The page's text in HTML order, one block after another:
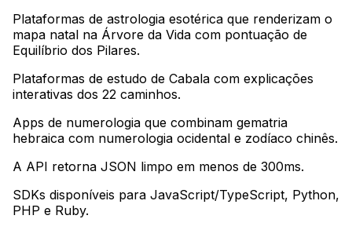
Plataformas de astrologia esotérica que renderizam o
mapa natal na Árvore da Vida com pontuação de
Equilíbrio dos Pilares.
Plataformas de estudo de Cabala com explicações
interativas dos 22 caminhos.
Apps de numerologia que combinam gematria
hebraica com numerologia ocidental e zodíaco chinês.
A API retorna JSON limpo em menos de 300ms.
SDKs disponíveis para JavaScript/TypeScript, Python,
PHP e Ruby.